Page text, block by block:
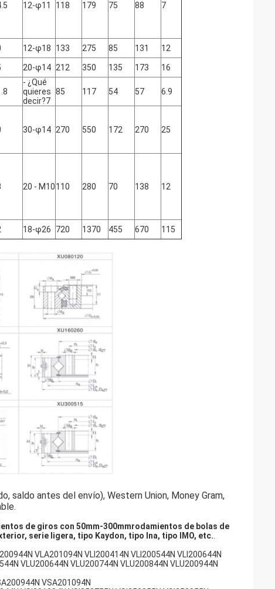
12-φ11 118 179 75 88 7
12-φ18 133 275 85 131
12
20-φ14 212 350 135 173 16
- ¿Qué
quieres
decir?7
85 117 54 57 6.9
30-φ14 270 550 172 270 25
20 - M10110 280 70 138 12
18-φ26 720 1370 455 670
115
saldo antes del envío), Western Union, Money Gram,
de giros con 50mm-300mmrodamientos de bolas de
serie ligera, tipo Kaydon, tipo Ina, tipo IMO, etc.
VLA201094N VLI200414N VLI200544N VLI200644N
VLU200644N VLU200744N VLU200844N VLU200944N
VSA201094N